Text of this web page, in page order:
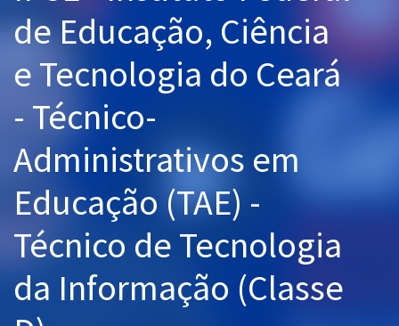
Pós
Graduação
OAB
Mentorias
Questões grátis
Conteúdo gratuito
Aprovados
de Educação, Ciência
e Tecnologia do Ceará
- Técnico-
Administrativos em
Educação (TAE) -
Técnico de Tecnologia
da Informação (Classe